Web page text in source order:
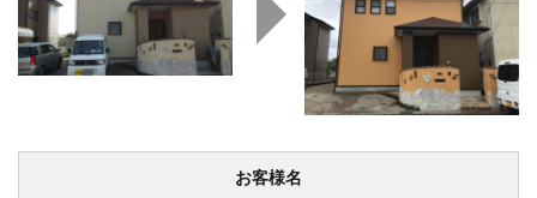
お客様名